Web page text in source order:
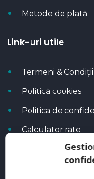
Metode de plată
Link-uri utile
Termeni &
Politică cookies
Politica de
Calculator rate
Blog Autoflux